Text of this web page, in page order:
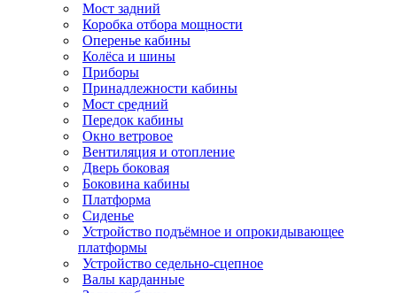
Мост задний
Коробка отбора мощности
Оперенье кабины
Колёса и шины
Приборы
Принадлежности кабины
Мост средний
Передок кабины
Окно ветровое
Вентиляция и отопление
Дверь боковая
Боковина кабины
Платформа
Сиденье
Устройство подъёмное и опрокидывающее
платформы
Устройство седельно-сцепное
Валы карданные